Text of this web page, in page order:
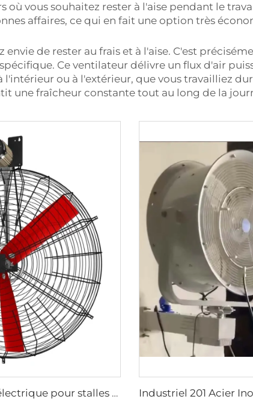
vous souhaitez rester à l'aise pendant le
affaires, ce qui en fait une option très
de rester au frais et à l'aise. C'est
Ce ventilateur délivre un flux d'air
ou à l'extérieur, que vous travailliez
une fraîcheur constante tout au long de la
Ventilateur mural électrique pour stalles à chevaux avec moteur 380V pour étables et fermes